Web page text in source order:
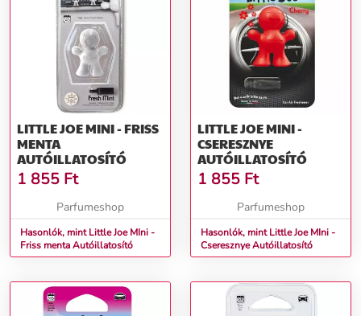
LITTLE JOE MINI - FRISS
MENTA
AUTÓILLATOSÍTÓ
1 855 Ft
Parfumeshop
Hasonlók, mint Little Joe MIni -
Friss menta Autóillatosító
LITTLE JOE MINI -
CSERESZNYE
AUTÓILLATOSÍTÓ
1 855 Ft
Parfumeshop
Hasonlók, mint Little Joe MIni -
Cseresznye Autóillatosító